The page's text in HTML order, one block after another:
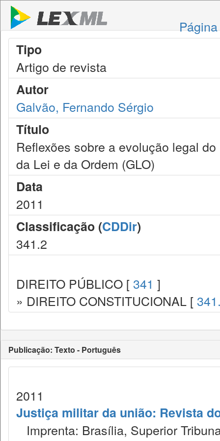
Tipo
Artigo de revista
Autor
Galvão, Fernando Sérgio
Título
Reflexões sobre a evolução legal
da Lei e da Ordem (GLO)
Data
2011
Classificação (CDDir)
341.2
DIREITO PÚBLICO [ 341 ]
» DIREITO CONSTITUCIONAL [
Publicação: Texto - Português
2011
Justiça militar da união: Revista
Imprenta: Brasília, Superior